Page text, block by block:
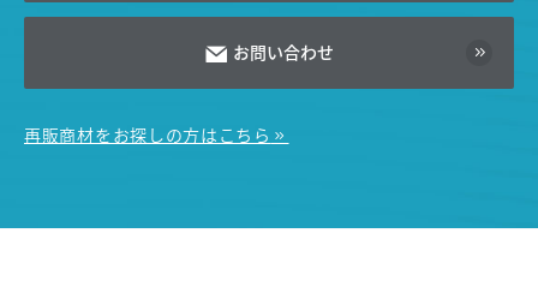
お問い合わせ
再販商材をお探しの方はこちら